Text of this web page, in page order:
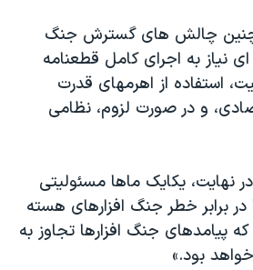
چنین چالش های گسترش جنگ
نیاز به اجرای کامل قطعنامه
استفاده از اهرمهای قدرت
و در صورت لزوم، نظامی
نهایت، یکایک ماها مسئولیتی
در برابر خطر جنگ افزارهای هسته
پیامدهای جنگ افزارها تجاوز به
بود.»